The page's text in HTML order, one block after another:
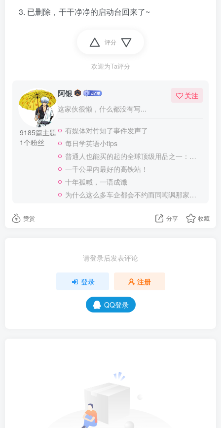
已删除，干干净净的启动台回来了~
评分
欢迎为Ta评分
9185篇主题
1个粉丝
阿银
这家伙很懒，什么都没有写...
关注
有媒体对竹知了事件发声了
每日学英语小tips
普通人也能买的起的全球顶级用品之一：WD-40润滑除锈剂！
一千公里内最好的高铁站！
十年孤喊，一语成谶
为什么这么多车企都会不约而同嘲讽那家说不得的车企？
赞赏 分享 收藏
请登录后发表评论
登录 注册
QQ登录